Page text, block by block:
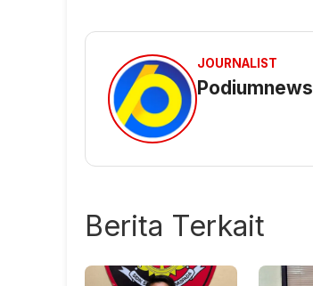
JOURNALIST
Podiumnews
Berita Terkait